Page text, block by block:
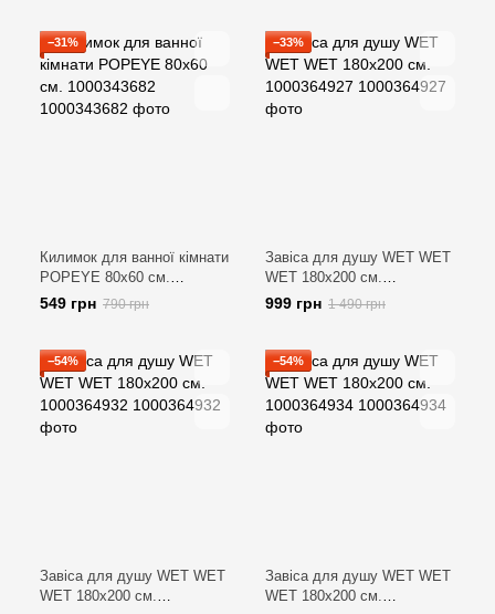
−31%
Килимок для ванної кімнати
POPEYE 80х60 см.
1000343682
549 грн 790 грн
−33%
Завіса для душу WET WET
WET 180х200 см.
1000364927
999 грн 1 490 грн
−54%
Завіса для душу WET WET
WET 180х200 см.
−54%
Завіса для душу WET WET
WET 180х200 см.